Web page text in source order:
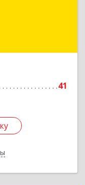
41
Усть-Илимск г,